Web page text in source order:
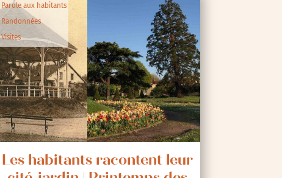
Parole aux habitants
Randonnées
Visites
Les habitants racontent leur